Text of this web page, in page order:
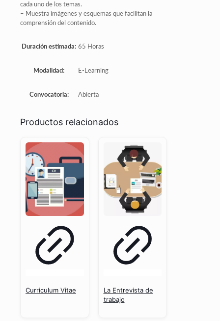
cada uno de los temas.
– Muestra imágenes y esquemas que facilitan la
comprensión del contenido.
Duración estimada: 65 Horas
Modalidad: E-Learning
Convocatoria: Abierta
Productos relacionados
Curriculum Vitae
La Entrevista de
trabajo